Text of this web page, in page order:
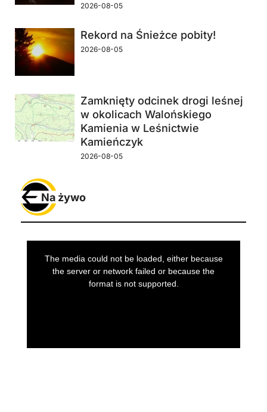
2026-08-05
Rekord na Śnieżce pobity!
2026-08-05
Zamknięty odcinek drogi leśnej
w okolicach Walońskiego
Kamienia w Leśnictwie
Kamieńczyk
2026-08-05
Na żywo